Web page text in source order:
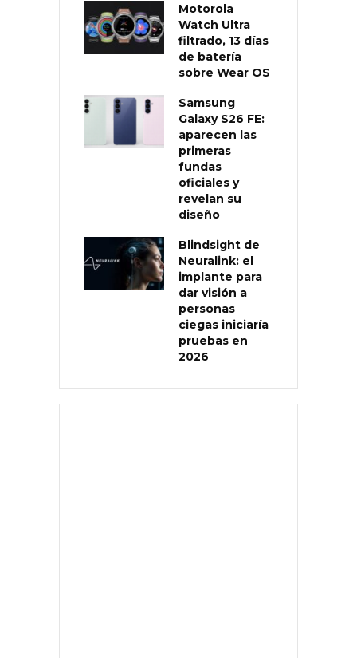
Motorola
Watch Ultra
filtrado, 13 días
de batería
sobre Wear OS
Samsung
Galaxy S26 FE:
aparecen las
primeras
fundas
oficiales y
revelan su
diseño
Blindsight de
Neuralink: el
implante para
dar visión a
personas
ciegas iniciaría
pruebas en
2026